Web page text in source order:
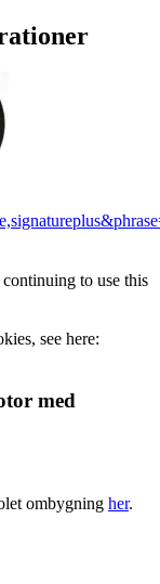
to use this
see here:
med
ombygning her.